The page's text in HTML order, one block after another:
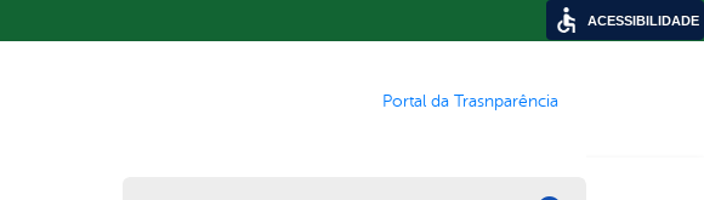
Portal da Trasnparência
ACESSIBILIDADE